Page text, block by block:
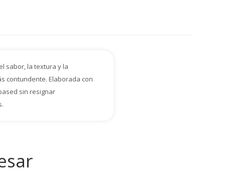
sabor, la textura y la
contundente. Elaborada con
sin resignar